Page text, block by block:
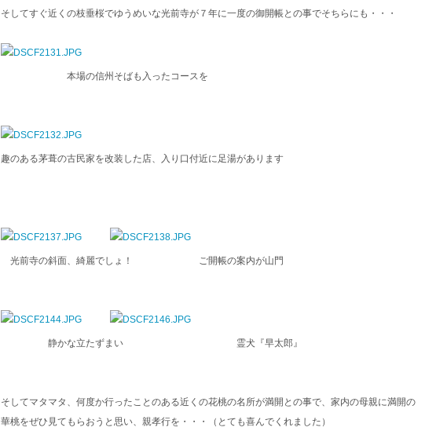
そしてすぐ近くの枝垂桜でゆうめいな光前寺が７年に一度の御開帳との事でそちらにも・・・
本場の信州そばも入ったコースを
趣のある茅葺の古民家を改装した店、入り口付近に足湯があります
光前寺の斜面、綺麗でしょ！ ご開帳の案内が山門
静かな立たずまい 霊犬『早太郎』
そしてマタマタ、何度か行ったことのある近くの花桃の名所が満開との事で、家内の母親に満開の
華桃をぜひ見てもらおうと思い、親孝行を・・・（とても喜んでくれました）